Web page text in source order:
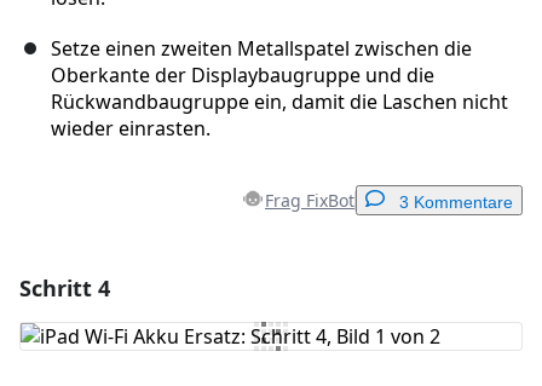
Setze einen zweiten Metallspatel zwischen die
Oberkante der Displaybaugruppe und die
Rückwandbaugruppe ein, damit die Laschen nicht
wieder einrasten.
Frag FixBot 3 Kommentare
Kommentar hinzufügen
Schritt 4